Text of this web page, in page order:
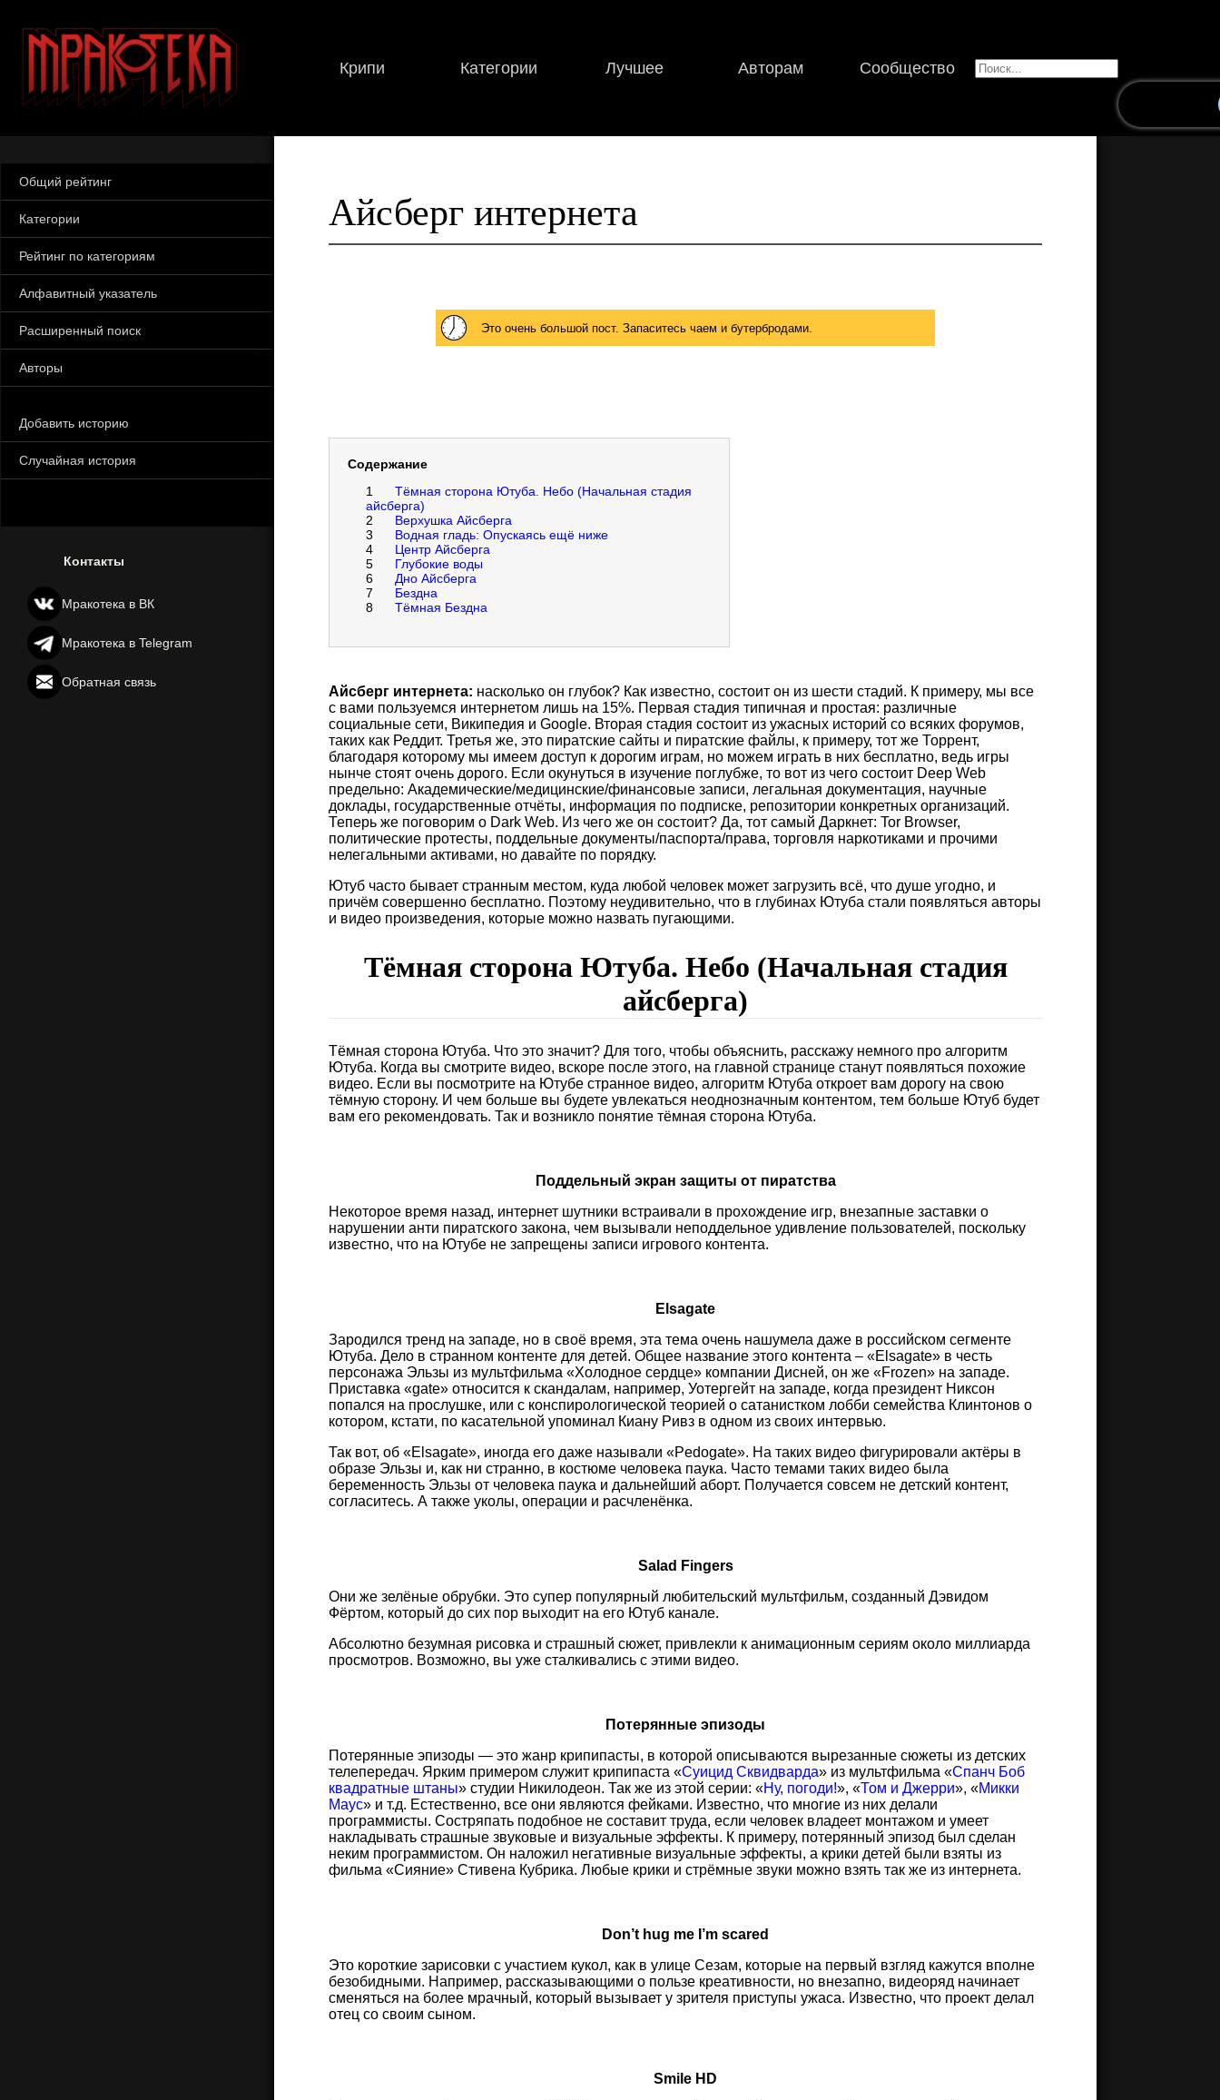
Крипи Категории Лучшее Авторам Сообщество
Общий рейтинг
Категории
Рейтинг по категориям
Алфавитный указатель
Расширенный поиск
Авторы
Добавить историю
Случайная история
Контакты
Мракотека в ВК
Мракотека в Telegram
Обратная связь
Айсберг интернета
Это очень большой пост. Запаситесь чаем и бутербродами.
Содержание
1
Тёмная сторона Ютуба. Небо (Начальная стадия
айсберга)
2
Верхушка Айсберга
3
Водная гладь: Опускаясь ещё ниже
4
Центр Айсберга
5
Глубокие воды
6
Дно Айсберга
7
Бездна
8
Тёмная Бездна
Айсберг интернета: насколько он глубок? Как известно, состоит он из шести стадий. К примеру, мы все
с вами пользуемся интернетом лишь на 15%. Первая стадия типичная и простая: различные
социальные сети, Википедия и Google. Вторая стадия состоит из ужасных историй со всяких форумов,
таких как Реддит. Третья же, это пиратские сайты и пиратские файлы, к примеру, тот же Торрент,
благодаря которому мы имеем доступ к дорогим играм, но можем играть в них бесплатно, ведь игры
нынче стоят очень дорого. Если окунуться в изучение поглубже, то вот из чего состоит Deep Web
предельно: Академические/медицинские/финансовые записи, легальная документация, научные
доклады, государственные отчёты, информация по подписке, репозитории конкретных организаций.
Теперь же поговорим о Dark Web. Из чего же он состоит? Да, тот самый Даркнет: Tor Browser,
политические протесты, поддельные документы/паспорта/права, торговля наркотиками и прочими
нелегальными активами, но давайте по порядку.
Ютуб часто бывает странным местом, куда любой человек может загрузить всё, что душе угодно, и
причём совершенно бесплатно. Поэтому неудивительно, что в глубинах Ютуба стали появляться авторы
и видео произведения, которые можно назвать пугающими.
Тёмная сторона Ютуба. Небо (Начальная стадия
айсберга)
Тёмная сторона Ютуба. Что это значит? Для того, чтобы объяснить, расскажу немного про алгоритм
Ютуба. Когда вы смотрите видео, вскоре после этого, на главной странице станут появляться похожие
видео. Если вы посмотрите на Ютубе странное видео, алгоритм Ютуба откроет вам дорогу на свою
тёмную сторону. И чем больше вы будете увлекаться неоднозначным контентом, тем больше Ютуб будет
вам его рекомендовать. Так и возникло понятие тёмная сторона Ютуба.
Поддельный экран защиты от пиратства
Некоторое время назад, интернет шутники встраивали в прохождение игр, внезапные заставки о
нарушении анти пиратского закона, чем вызывали неподдельное удивление пользователей, поскольку
известно, что на Ютубе не запрещены записи игрового контента.
Elsagate
Зародился тренд на западе, но в своё время, эта тема очень нашумела даже в российском сегменте
Ютуба. Дело в странном контенте для детей. Общее название этого контента – «Elsagate» в честь
персонажа Эльзы из мультфильма «Холодное сердце» компании Дисней, он же «Frozen» на западе.
Приставка «gate» относится к скандалам, например, Уотергейт на западе, когда президент Никсон
попался на прослушке, или с конспирологической теорией о сатанистком лобби семейства Клинтонов о
котором, кстати, по касательной упоминал Киану Ривз в одном из своих интервью.
Так вот, об «Elsagate», иногда его даже называли «Pedogate». На таких видео фигурировали актёры в
образе Эльзы и, как ни странно, в костюме человека паука. Часто темами таких видео была
беременность Эльзы от человека паука и дальнейший аборт. Получается совсем не детский контент,
согласитесь. А также уколы, операции и расчленёнка.
Salad Fingers
Они же зелёные обрубки. Это супер популярный любительский мультфильм, созданный Дэвидом
Фёртом, который до сих пор выходит на его Ютуб канале.
Абсолютно безумная рисовка и страшный сюжет, привлекли к анимационным сериям около миллиарда
просмотров. Возможно, вы уже сталкивались с этими видео.
Потерянные эпизоды
Потерянные эпизоды — это жанр крипипасты, в которой описываются вырезанные сюжеты из детских
телепередач. Ярким примером служит крипипаста
Суицид Сквидварда из мультфильма
Спанч Боб
квадратные штаны
студии Никилодеон. Так же из этой серии: Ну, погоди! , Том и Джерри ,
Микки
Маус
и т.д. Естественно, все они являются фейками. Известно, что многие из них делали
программисты. Состряпать подобное не составит труда, если человек владеет монтажом и умеет
накладывать страшные звуковые и визуальные эффекты. К примеру, потерянный эпизод был сделан
неким программистом. Он наложил негативные визуальные эффекты, а крики детей были взяты из
фильма «Сияние» Стивена Кубрика. Любые крики и стрёмные звуки можно взять так же из интернета.
Don’t hug me I’m scared
Это короткие зарисовки с участием кукол, как в улице Сезам, которые на первый взгляд кажутся вполне
безобидными. Например, рассказывающими о пользе креативности, но внезапно, видеоряд начинает
сменяться на более мрачный, который вызывает у зрителя приступы ужаса. Известно, что проект делал
отец со своим сыном.
Smile HD